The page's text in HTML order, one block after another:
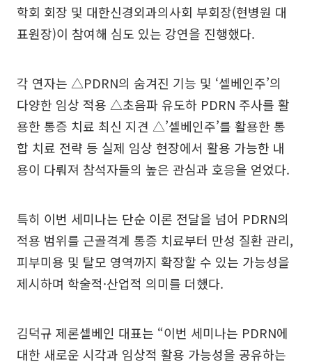
학회 회장 및 대한신경외과의사회 부회장(현병원 대
표원장)이 참여해 심도 있는 강연을 진행했다.
각 연자는 △PDRN의 숨겨진 기능 및 ‘셀베인주’의
다양한 임상 적용 △초음파 유도하 PDRN 주사를 활
용한 통증 치료 최신 지견 △’셀베인주’를 활용한 통
합 치료 전략 등 실제 임상 현장에서 활용 가능한 내
용이 다뤄져 참석자들의 높은 관심과 호응을 얻었다.
특히 이번 세미나는 단순 이론 전달을 넘어 PDRN의
적용 범위를 근골격계 통증 치료부터 만성 질환 관리,
피부미용 및 탈모 영역까지 확장할 수 있는 가능성을
제시하며 학술적·산업적 의미를 더했다.
김덕규 제론셀베인 대표는 “이번 세미나는 PDRN에
대한 새로운 시각과 임상적 활용 가능성을 공유하는